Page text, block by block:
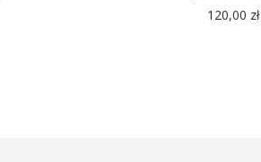
120,00 zł